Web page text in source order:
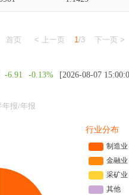
首页 < 上一页 1/3 下一页 >
-6.91 -0.13% [2026-08-07
年报/年报
行业分布